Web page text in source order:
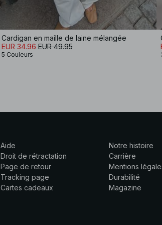
Cardigan en maille de laine mélangée
EUR 34.96 EUR 49.95
5 Couleurs
Aide
Droit de rétractation
Page de retour
Tracking page
Cartes cadeaux
Notre histoire
Carrière
Mentions
Durabilité
Magazine